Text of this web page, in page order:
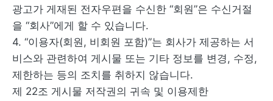
광고가 게재된 전자우편을 수신한 “회원”은 수신거절
을 “회사”에게 할 수 있습니다.
4. “이용자(회원, 비회원 포함)”는 회사가 제공하는 서
비스와 관련하여 게시물 또는 기타 정보를 변경, 수정,
제한하는 등의 조치를 취하지 않습니다.
제 22조 게시물 저작권의 귀속 및 이용제한